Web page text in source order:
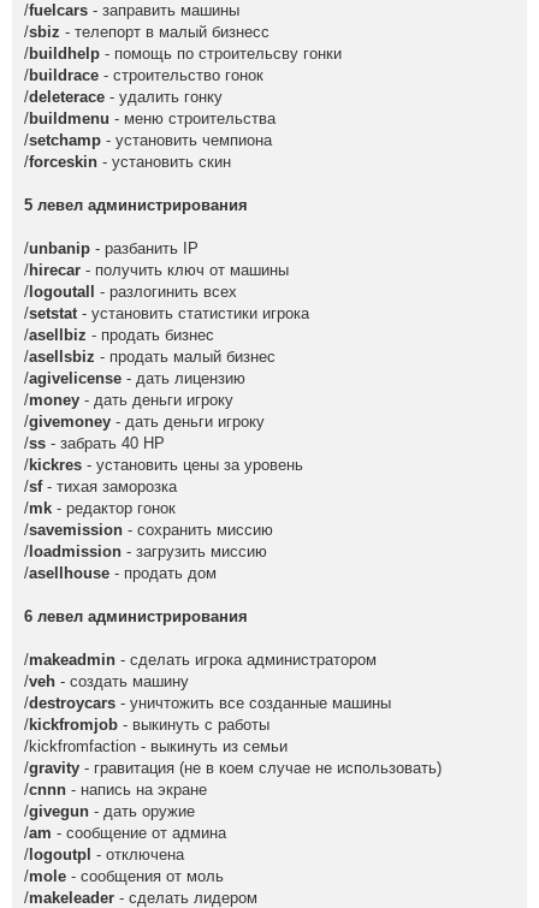
/fuelcars - заправить машины
/sbiz - телепорт в малый бизнесс
/buildhelp - помощь по строительсву гонки
/buildrace - строительство гонок
/deleterace - удалить гонку
/buildmenu - меню строительства
/setchamp - установить чемпиона
/forceskin - установить скин
5 левел администрирования
/unbanip - разбанить IP
/hirecar - получить ключ от машины
/ logoutall - разлогинить всех
/setstat - установить статистики игрока
/asellbiz - продать бизнес
/asellsbiz - продать малый бизнес
/agivelicense - дать лицензию
/money - дать деньги игроку
/givemoney - дать деньги игроку
/ss - забрать 40 HP
/kickres - установить цены за уровень
/sf - тихая заморозка
/mk - редактор гонок
/savemission - сохранить миссию
/ loadmission - загрузить миссию
/asellhouse - продать дом
6 левел администрирования
/makeadmin - сделать игрока администратором
/veh - создать машину
/destroycars - уничтожить все созданные машины
/kickfromjob - выкинуть с работы
/kickfromfaction - выкинуть из семьи
/gravity - гравитация (не в коем случае не использовать)
/cnnn - напись на экране
/givegun - дать оружие
/am - сообщение от админа
/ logoutpl - отключена
/mole - сообщения от моль
/makeleader - сделать лидером